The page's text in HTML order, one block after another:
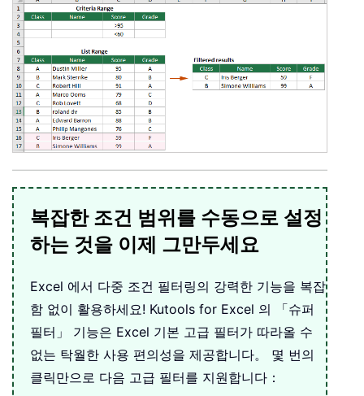
복잡한 조건 범위를 수동으로 설정
하는 것을 이제 그만두세요
Excel 에서 다중 조건 필터링의 강력한 기능을 복잡
함 없이 활용하세요! Kutools for Excel 의 「슈퍼
필터」 기능은 Excel 기본 고급 필터가 따라올 수
없는 탁월한 사용 편의성을 제공합니다。 몇 번의
클릭만으로 다음 고급 필터를 지원합니다：